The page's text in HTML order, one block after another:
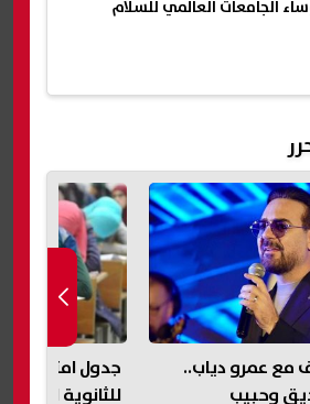
الجامعات العالمي للسلام
جدول امتحانات الدور الثاني 2026
النظامين
وزير التربية
مؤتمر رؤساء